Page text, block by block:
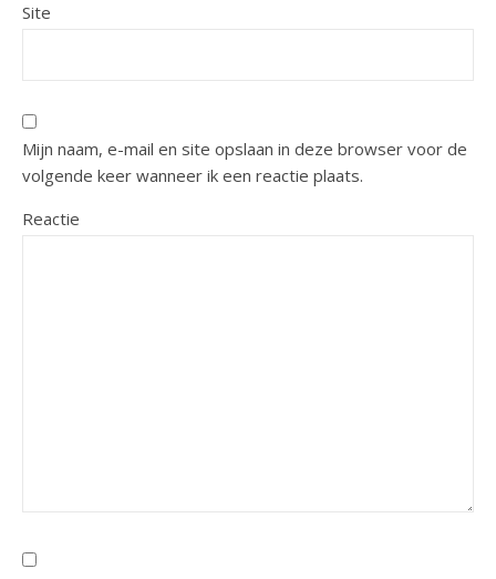
Site
Mijn naam, e-mail en site opslaan in deze browser voor de
volgende keer wanneer ik een reactie plaats.
Reactie